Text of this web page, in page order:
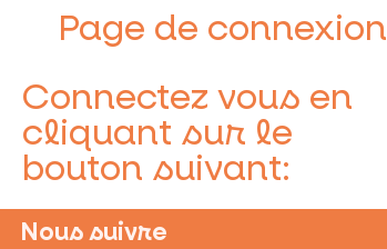
Page de connexion
Connectez vous en
cliquant sur le
bouton suivant:
Nous suivre